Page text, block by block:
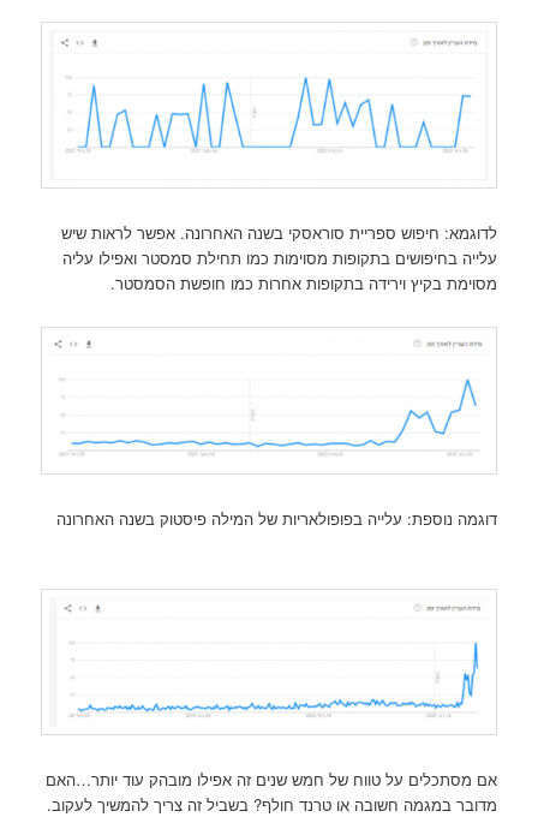
לדוגמא: חיפוש ספריית סוראסקי בשנה האחרונה. אפשר לראות שיש
עלייה בחיפושים בתקופות מסוימות כמו תחילת סמסטר ואפילו עליה
מסוימת בקיץ וירידה בתקופות אחרות כמו חופשת הסמסטר.
דוגמה נוספת: עלייה בפופולאריות של המילה פיסטוק בשנה האחרונה
אם מסתכלים על טווח של חמש שנים זה אפילו מובהק עוד יותר…האם
מדובר במגמה חשובה או טרנד חולף? בשביל זה צריך להמשיך לעקוב.